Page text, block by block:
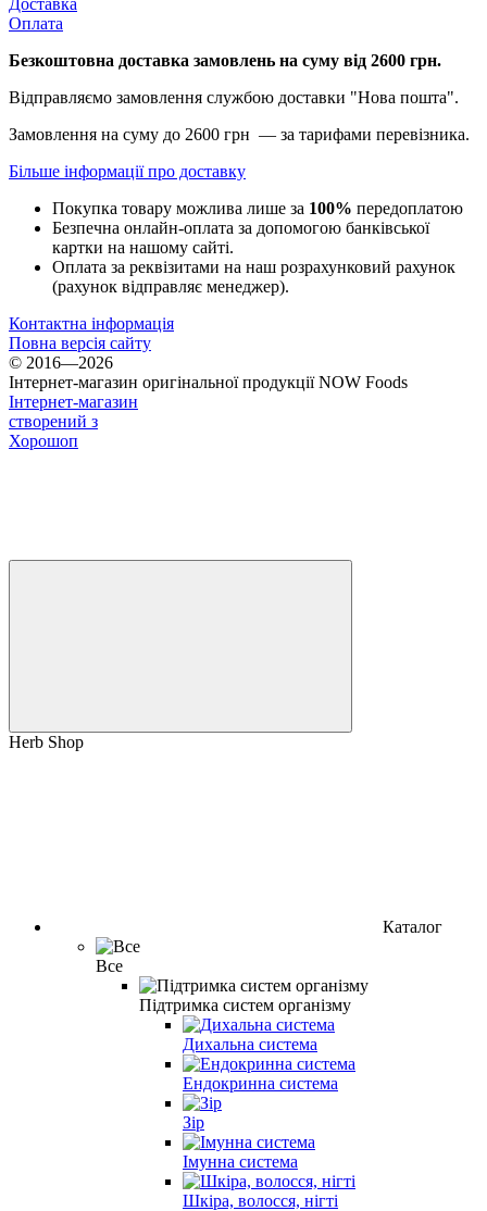
Оплата
Безкоштовна доставка замовлень на суму від 2600 грн.
Відправляємо замовлення службою доставки "Нова пошта".
Замовлення на суму до 2600 грн — за тарифами перевізника.
Більше інформації про доставку
Покупка товару можлива лише за 100% передоплатою
Безпечна онлайн-оплата за допомогою банківської
картки на нашому сайті.
Оплата за реквізитами на наш розрахунковий рахунок
(рахунок відправляє менеджер).
Контактна інформація
Повна версія сайту
© 2016—2026
Інтернет-магазин оригінальної продукції NOW Foods
Інтернет-магазин
створений з
Хорошоп
Herb Shop
Каталог
Все
Підтримка систем організму
Дихальна система
Ендокринна система
Зір
Імунна система
Шкіра, волосся, нігті